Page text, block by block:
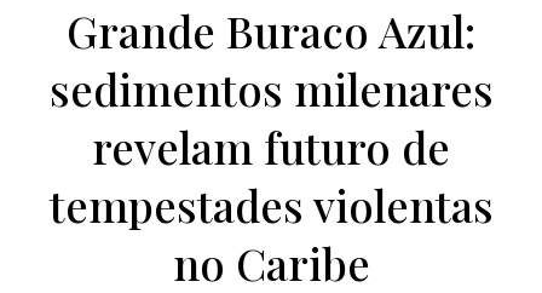
Grande Buraco Azul:
sedimentos milenares
revelam futuro de
tempestades violentas
no Caribe